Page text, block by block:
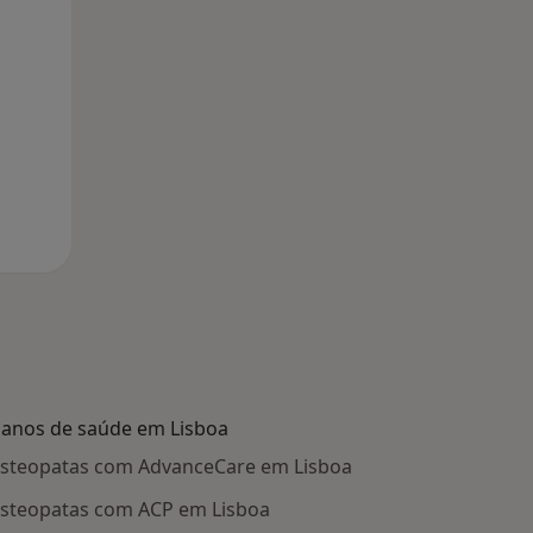
de saúde em Lisboa
com AdvanceCare em Lisboa
com ACP em Lisboa